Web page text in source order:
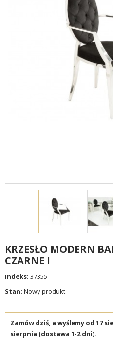
KRZESŁO MODERN
CZARNE I
Indeks: 37355
Stan: Nowy produkt
Zamów dziś, a wyślemy od 17
sierpnia (dostawa 1-2 dni).